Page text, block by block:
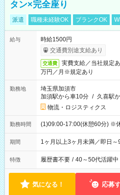
タン×完全座り
派遣 職種未経験OK ブランクOK
給与
時給1500円
交通費別途支給あり
交通費
実費支給／当社規定
万円／月※規定あり
勤務地
埼玉県加須市
加須駅から車10分 / 久喜駅
物流・ロジスティクス
勤務時間 (1)09:00-17:00(休憩60分) ※
期間 1ヶ月以上3ヶ月未満／即日～
特徴 履歴書不要 / 40～50代活躍中
気になる！ 応募